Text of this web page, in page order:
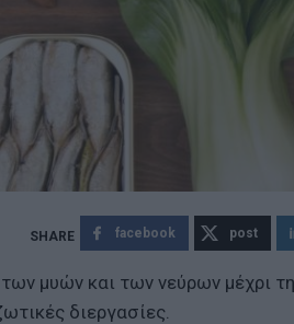
facebook post
μυών και των νεύρων μέχρι
διεργασίες.